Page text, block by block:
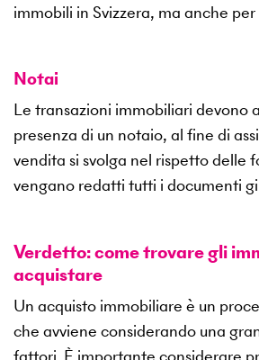
immobili in Svizzera, ma anche
Notai
Le transazioni immobiliari devono
presenza di un notaio, al fine di
vendita si svolga nel rispetto delle
vengano redatti tutti i documenti
Verdetto: come trovare gli
acquistare
Un acquisto immobiliare è un
che avviene considerando una